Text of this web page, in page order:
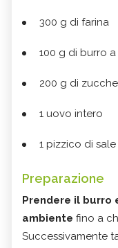
300 g di farina
100 g di burro
200 g di
1 uovo intero
1 pizzico di sale
Preparazione
Prendere il burro
ambiente fino a
Successivamente